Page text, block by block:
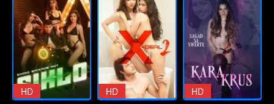
HD HD HD